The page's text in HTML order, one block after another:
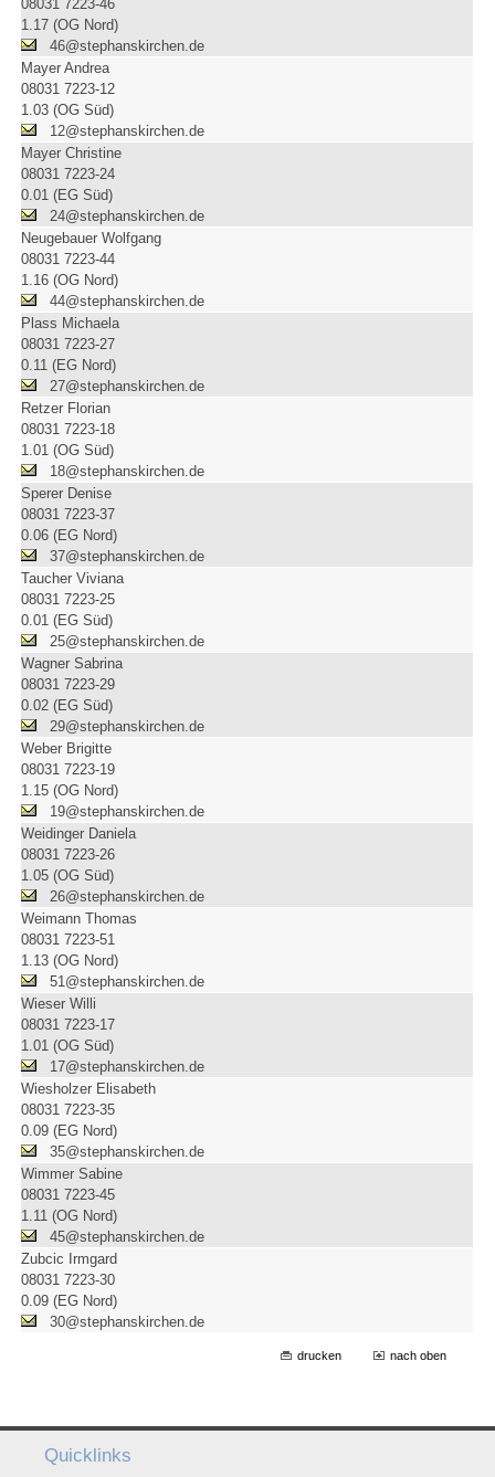
08031 7223-46
1.17 (OG Nord)
46@stephanskirchen.de
Mayer Andrea
08031 7223-12
1.03 (OG Süd)
12@stephanskirchen.de
Mayer Christine
08031 7223-24
0.01 (EG Süd)
24@stephanskirchen.de
Neugebauer Wolfgang
08031 7223-44
1.16 (OG Nord)
44@stephanskirchen.de
Plass Michaela
08031 7223-27
0.11 (EG Nord)
27@stephanskirchen.de
Retzer Florian
08031 7223-18
1.01 (OG Süd)
18@stephanskirchen.de
Sperer Denise
08031 7223-37
0.06 (EG Nord)
37@stephanskirchen.de
Taucher Viviana
08031 7223-25
0.01 (EG Süd)
25@stephanskirchen.de
Wagner Sabrina
08031 7223-29
0.02 (EG Süd)
29@stephanskirchen.de
Weber Brigitte
08031 7223-19
1.15 (OG Nord)
19@stephanskirchen.de
Weidinger Daniela
08031 7223-26
1.05 (OG Süd)
26@stephanskirchen.de
Weimann Thomas
08031 7223-51
1.13 (OG Nord)
51@stephanskirchen.de
Wieser Willi
08031 7223-17
1.01 (OG Süd)
17@stephanskirchen.de
Wiesholzer Elisabeth
08031 7223-35
0.09 (EG Nord)
35@stephanskirchen.de
Wimmer Sabine
08031 7223-45
1.11 (OG Nord)
45@stephanskirchen.de
Zubcic Irmgard
08031 7223-30
0.09 (EG Nord)
30@stephanskirchen.de
drucken nach oben
Quicklinks